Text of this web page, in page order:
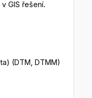
GIS řešení.
(DTM, DTMM)